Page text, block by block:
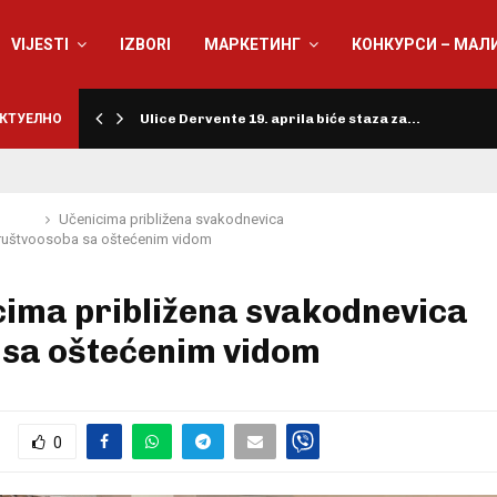
VIJESTI IZBORI МАРКЕТИНГ КОНКУРСИ –
Ulice Dervente 19. aprila biće staza za…
Učenicima približena svakodnevica
osoba sa oštećenim vidom
približena svakodnevica
oštećenim vidom
0